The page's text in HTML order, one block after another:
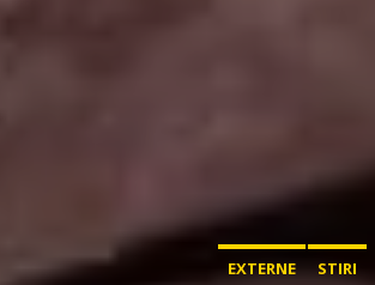
EXTERNE STIRI